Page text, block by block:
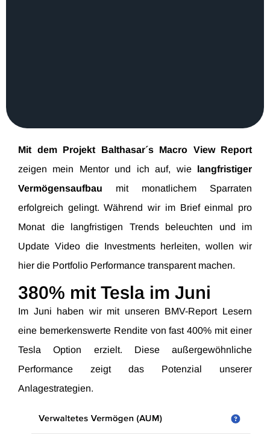
Mit dem Projekt Balthasar´s Macro View Report
zeigen mein Mentor und ich auf, wielangfristiger
Vermögensaufbau mit monatlichem Sparraten
erfolgreich gelingt. Während wir im Brief einmal pro
Monat die langfristigen Trends beleuchten und im
Update Video die Investments herleiten, wollen wir
hier die Portfolio Performance transparent machen.
380% mit Tesla im Juni
Im Juni haben wir mit unseren BMV-Report Lesern
eine bemerkenswerte Rendite von fast 400% mit einer
Tesla Option erzielt. Diese außergewöhnliche
Performance zeigt das Potenzial unserer
Anlagestrategien.